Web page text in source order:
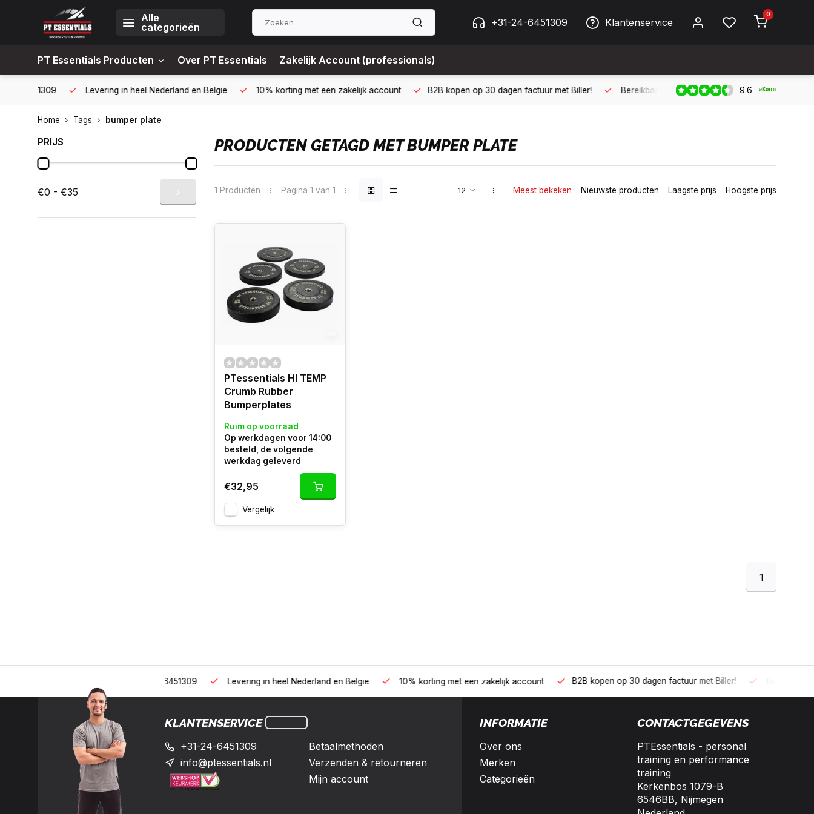
Alle
categorieën
+31-24-6451309 Klantenservice
0
PT Essentials Producten Over PT Essentials Zakelijk Account (professionals)
Levering in heel Nederland en België 10% korting met een zakelijk account B2B kopen op 30 dagen factuur met Biller! Bereikbaar per telefoon op werkdagen van 09:00 tot
9.6
Home Tags bumper plate
PRIJS
€0 - €35
PRODUCTEN GETAGD MET BUMPER PLATE
1 Producten Pagina 1 van 1 Meest bekeken Nieuwste producten Laagste prijs Hoogste prijs
PTessentials HI TEMP
Crumb Rubber
Bumperplates
Ruim op voorraad
Op werkdagen voor 14:00
besteld, de volgende
werkdag geleverd
€32,95
Vergelijk
1
Levering in heel Nederland en België 10% korting met een zakelijk account B2B kopen op 30 dagen factuur met Biller! Bereikbaar per
KLANTENSERVICE
+31-24-6451309
info@ptessentials.nl
Betaalmethoden
Verzenden & retourneren
Mijn account
INFORMATIE
Over ons
Merken
Categorieën
CONTACTGEGEVENS
PTEssentials - personal
training en performance
training
Kerkenbos 1079-B
6546BB, Nijmegen